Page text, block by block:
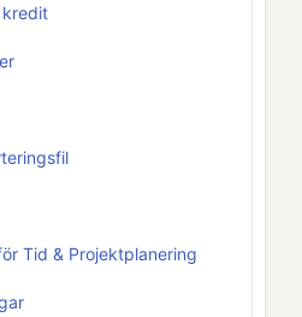
Tid & Projektplanering